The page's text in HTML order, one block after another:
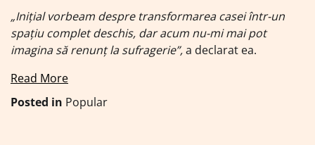
„Inițial vorbeam despre transformarea casei într-un
spațiu complet deschis, dar acum nu-mi mai pot
imagina să renunț la sufragerie”,a declarat ea.
Read More
Posted in Popular